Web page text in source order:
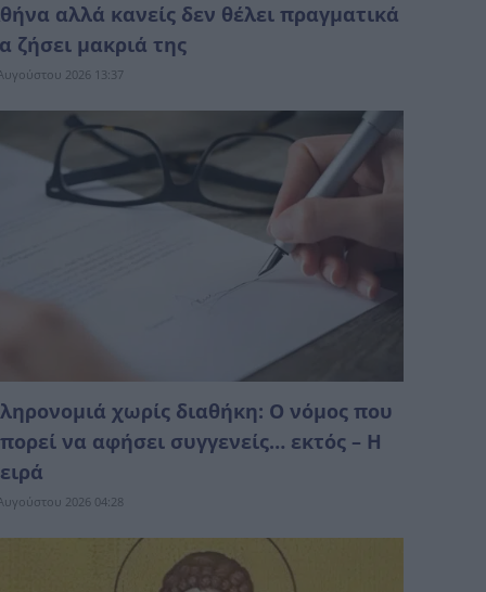
αλλά κανείς δεν θέλει πραγματικά
ζήσει μακριά της
2026 13:37
χωρίς διαθήκη: Ο νόμος που
να αφήσει συγγενείς… εκτός – Η
2026 04:28